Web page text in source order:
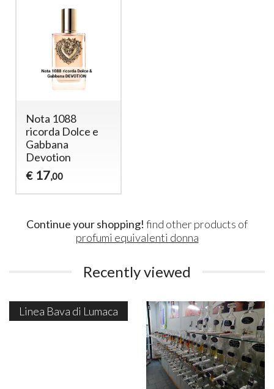
Nota 1088
ricorda Dolce e
Gabbana
Devotion
€ 17,00
Continue your shopping! find other products of
profumi equivalenti donna
Recently viewed
Linea Bava di Lumaca